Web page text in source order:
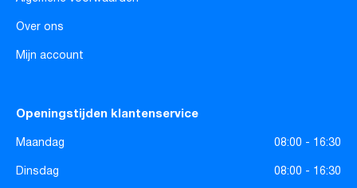
Over ons
Mijn account
Openingstijden klantenservice
Maandag
08:00 - 16:30
Dinsdag
08:00 - 16:30